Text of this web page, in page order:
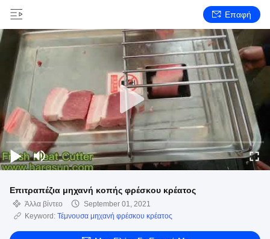
Επαφή
Επιτραπέζια μηχανή κοπής φρέσκου κρέατος
Άλλα βίντεο
September 01, 2021
Keyword: Τέμνουσα μηχανή φρέσκου κρέατος